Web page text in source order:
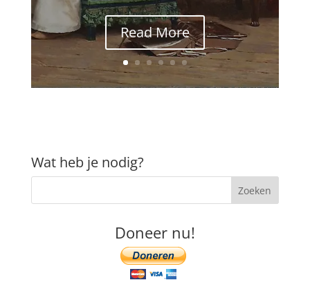
Read More
Wat heb je nodig?
Doneer nu!